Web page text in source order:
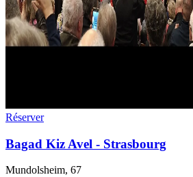
Réserver
Bagad Kiz Avel - Strasbourg
Mundolsheim, 67